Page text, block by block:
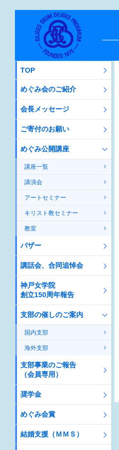
TOP
めぐみ会のご紹介
会長メッセージ
ご寄付のお願い
めぐみ公開講座
講座一覧
講演会
アートセミナー
キリスト教セミナー
教室
バザー
講話会、合同追悼会
神戸女学院
創立150周年報告
支部の催しのご案内
国内支部
海外支部
支部事業のご報告
（会員専用）
奨学金
めぐみ会賞
結婚支援（ＭＭＳ）